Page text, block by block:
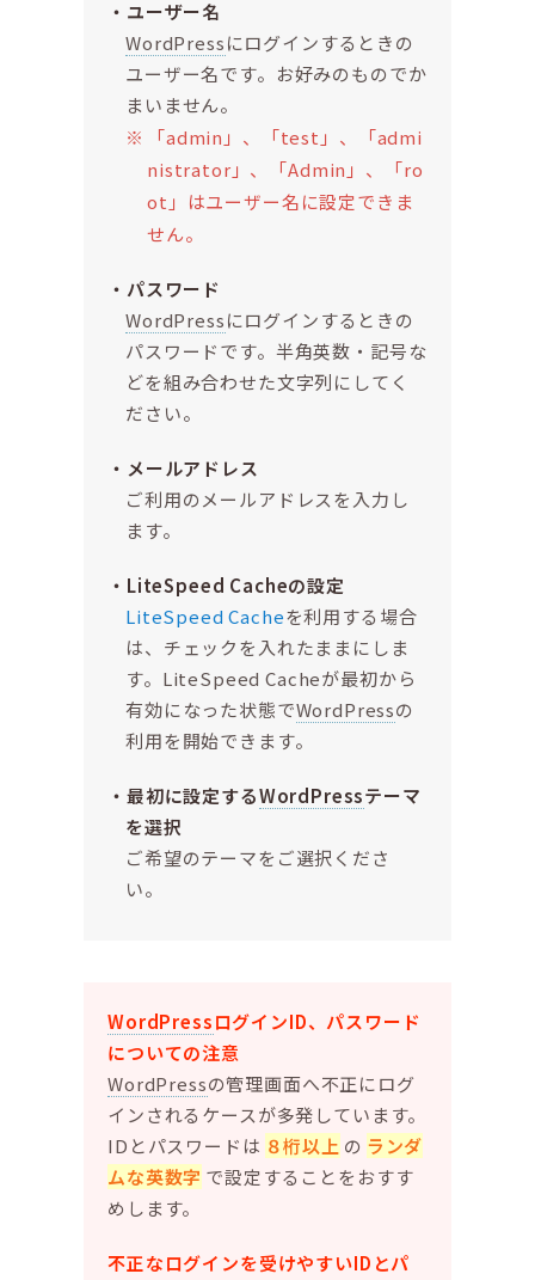
ユーザー名
WordPressにログインするときの
ユーザー名です。お好みのものでか
まいません。
「admin」、「test」、「admi
nistrator」、「Admin」、「ro
ot」はユーザー名に設定できま
せん。
パスワード
WordPressにログインするときの
パスワードです。半角英数・記号な
どを組み合わせた文字列にしてく
ださい。
メールアドレス
ご利用のメールアドレスを入力し
ます。
LiteSpeed Cacheの設定
LiteSpeed Cacheを利用する場合
は、チェックを入れたままにしま
す。LiteSpeed Cacheが最初から
有効になった状態でWordPressの
利用を開始できます。
最初に設定するWordPressテーマ
を選択
ご希望のテーマをご選択くださ
い。
WordPressログインID、パスワード
についての注意
WordPressの管理画面へ不正にログ
インされるケースが多発しています。
IDとパスワードは ８桁以上 の ランダ
ムな英数字 で設定することをおすす
めします。
不正なログインを受けやすいIDとパ